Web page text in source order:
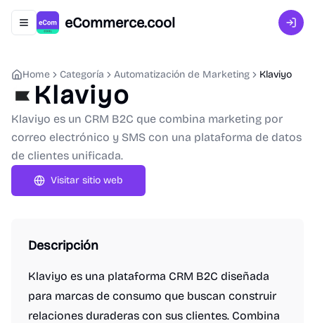
Abrir menú de navegación
eCommerce.cool
Home Categoría Automatización de Marketing Klaviyo
Klaviyo
Klaviyo es un CRM B2C que combina marketing por
correo electrónico y SMS con una plataforma de datos
de clientes unificada.
Visitar sitio web
Descripción
Klaviyo es una plataforma CRM B2C diseñada
para marcas de consumo que buscan construir
relaciones duraderas con sus clientes. Combina